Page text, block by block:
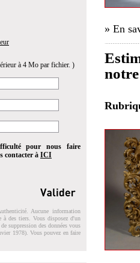
à 4 Mo par fichier. )
pour nous faire
contacter à ICI
Aucune information
à des tiers. Vous disposez d'un
suppression des données vous
1978). Vous pouvez en faire
» En